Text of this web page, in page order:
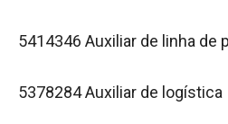
5414346 Auxiliar de linha de
5378284 Auxiliar de logística